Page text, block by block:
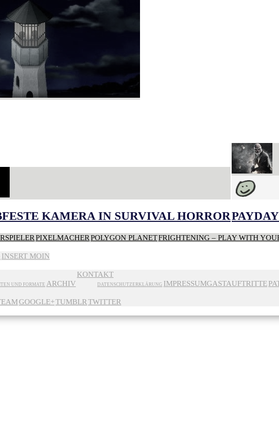
KAMERA IN SURVIVAL HORROR
PIXELMACHERPOLYGON PLANETFRIGHTENING – PLAY WITH
INSERT MOIN
UND FORMATE ARCHIV
KONTAKT
DATENSCHUTZERKLÄRUNG IMPRESSUMGASTAUFTRITTE
GOOGLE+TUMBLRTWITTER